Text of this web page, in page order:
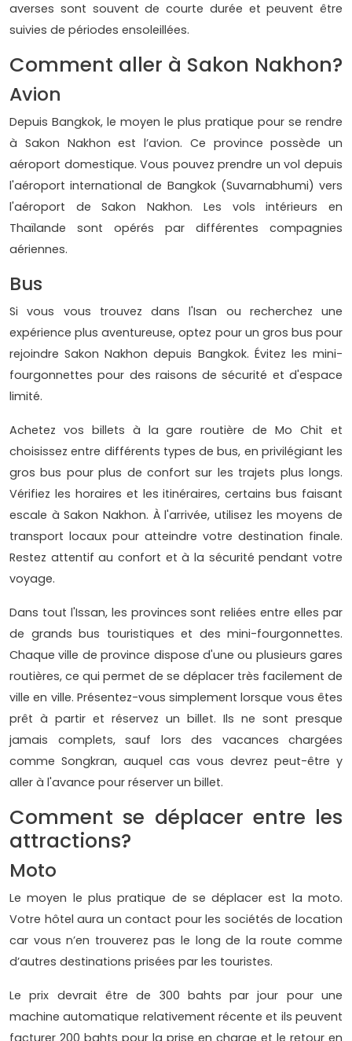
averses sont souvent de courte durée et peuvent être
suivies de périodes ensoleillées.
Comment aller à Sakon Nakhon?
Avion
Depuis Bangkok, le moyen le plus pratique pour se rendre
à Sakon Nakhon est l’avion. Ce province possède un
aéroport domestique. Vous pouvez prendre un vol depuis
l'aéroport international de Bangkok (Suvarnabhumi) vers
l'aéroport de Sakon Nakhon. Les vols intérieurs en
Thaïlande sont opérés par différentes compagnies
aériennes.
Bus
Si vous vous trouvez dans l'Isan ou recherchez une
expérience plus aventureuse, optez pour un gros bus pour
rejoindre Sakon Nakhon depuis Bangkok. Évitez les mini-
fourgonnettes pour des raisons de sécurité et d'espace
limité.
Achetez vos billets à la gare routière de Mo Chit et
choisissez entre différents types de bus, en privilégiant les
gros bus pour plus de confort sur les trajets plus longs.
Vérifiez les horaires et les itinéraires, certains bus faisant
escale à Sakon Nakhon. À l'arrivée, utilisez les moyens de
transport locaux pour atteindre votre destination finale.
Restez attentif au confort et à la sécurité pendant votre
voyage.
Dans tout l'Issan, les provinces sont reliées entre elles par
de grands bus touristiques et des mini-fourgonnettes.
Chaque ville de province dispose d'une ou plusieurs gares
routières, ce qui permet de se déplacer très facilement de
ville en ville. Présentez-vous simplement lorsque vous êtes
prêt à partir et réservez un billet. Ils ne sont presque
jamais complets, sauf lors des vacances chargées
comme Songkran, auquel cas vous devrez peut-être y
aller à l'avance pour réserver un billet.
Comment se déplacer entre les
attractions?
Moto
Le moyen le plus pratique de se déplacer est la moto.
Votre hôtel aura un contact pour les sociétés de location
car vous n’en trouverez pas le long de la route comme
d’autres destinations prisées par les touristes.
Le prix devrait être de 300 bahts par jour pour une
machine automatique relativement récente et ils peuvent